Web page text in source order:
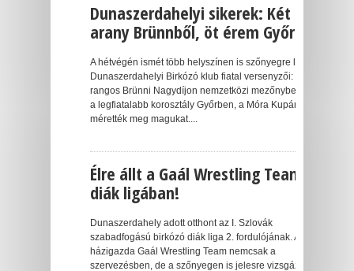
Dunaszerdahelyi sikerek: Két
arany Brünnből, öt érem Győrből
A hétvégén ismét több helyszínen is szőnyegre léptek a
Dunaszerdahelyi Birkózó klub fiatal versenyzői: a
rangos Brünni Nagydíjon nemzetközi mezőnyben, míg
a legfiatalabb korosztály Győrben, a Móra Kupán
mérették meg magukat....
Élre állt a Gaál Wrestling Team a
diák ligában!
Dunaszerdahely adott otthont az I. Szlovák
szabadfogású birkózó diák liga 2. fordulójának. A
házigazda Gaál Wrestling Team nemcsak a
szervezésben, de a szőnyegen is jelesre vizsgázott: 17